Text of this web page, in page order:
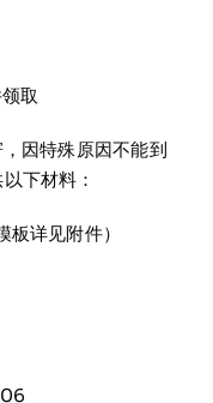
取
因特殊原因不能到
下材料：
板详见附件）